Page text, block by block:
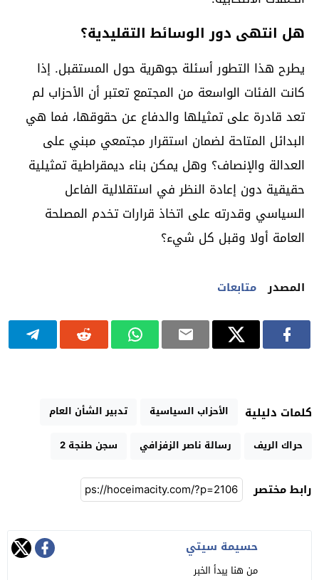
هل انتهى دور الوسائط التقليدية؟
يطرح هذا التطور أسئلة جوهرية حول المستقبل. إذا
كانت الفئات الواسعة من المجتمع تعتبر أن الأحزاب لم
تعد قادرة على تمثيلها والدفاع عن حقوقها، فما هي
البدائل المتاحة لضمان استقرار مجتمعي مبني على
العدالة والإنصاف؟ وهل يمكن بناء ديمقراطية تمثيلية
حقيقية دون إعادة النظر في استقلالية الفاعل
السياسي وقدرته على اتخاذ قرارات تخدم المصلحة
العامة أولا وقبل كل شيء؟
المصدر متابعات
كلمات دليلية الأحزاب السياسية
تدبير الشأن العام
حراك الريف
رسالة ناصر الزفزافي سجن طنجة 2
رابط مختصر
حسيمة سيتي
من هنا يبدأ الخبر